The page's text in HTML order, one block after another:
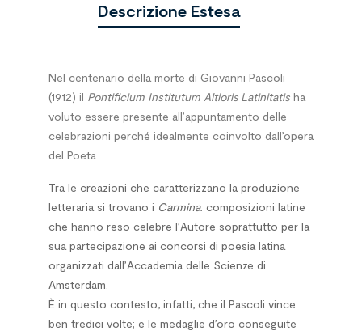
Descrizione Estesa
Nel centenario della morte di Giovanni Pascoli
(1912) il Pontificium Institutum Altioris Latinitatis ha
voluto essere presente all’appuntamento delle
celebrazioni perché idealmente coinvolto dall’opera
del Poeta.
Tra le creazioni che caratterizzano la produzione
letteraria si trovano i Carmina: composizioni latine
che hanno reso celebre l’Autore soprattutto per la
sua partecipazione ai concorsi di poesia latina
organizzati dall’Accademia delle Scienze di
Amsterdam.
È in questo contesto, infatti, che il Pascoli vince
ben tredici volte; e le medaglie d’oro conseguite